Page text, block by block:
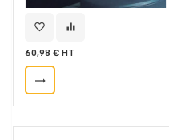
favorite_border equalizer
60,98 € HT
trending_flat